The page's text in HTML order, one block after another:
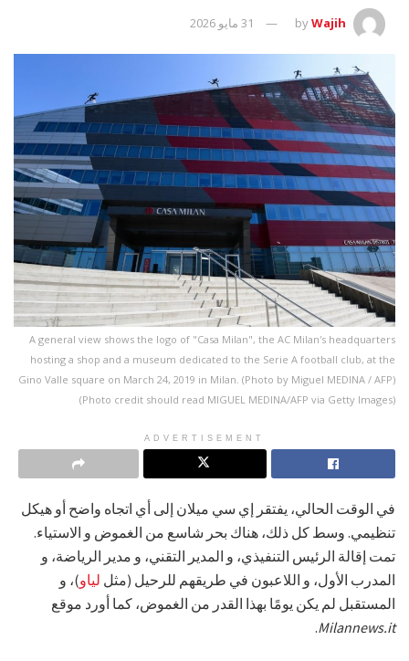
byWajih 31 مايو 2026
A general view shows the logo of "Casa Milan", the AC Milan's headquarters
hosting a shop and a museum dedicated to the Serie A football club, at the
Gino Valle square on March 24, 2019 in Milan. (Photo by Miguel MEDINA / AFP)
(Photo credit should read MIGUEL MEDINA/AFP via Getty Images)
ADVERTISEMENT
في الوقت الحالي، يفتقر إي سي ميلان إلى أي اتجاه واضح أو هيكل
تنظيمي. وسط كل ذلك، هناك بحر شاسع من الغموض و الاستياء.
تمت إقالة الرئيس التنفيذي، و المدير التقني، و مدير الرياضة، و
المدرب الأول، و اللاعبون في طريقهم للرحيل (مثل لياو)، و
المستقبل لم يكن يومًا بهذا القدر من الغموض، كما أورد موقع
Milannews.it
.